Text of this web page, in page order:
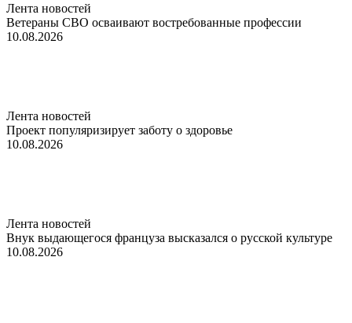
Лента новостей
Ветераны СВО осваивают востребованные профессии
10.08.2026
Лента новостей
Проект популяризирует заботу о здоровье
10.08.2026
Лента новостей
Внук выдающегося француза высказался о русской культуре
10.08.2026